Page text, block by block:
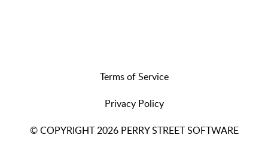
Terms of Service
Privacy Policy
© COPYRIGHT 2026 PERRY STREET SOFTWARE